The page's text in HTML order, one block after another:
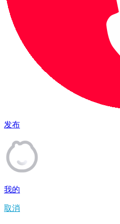
发布
我的
取消